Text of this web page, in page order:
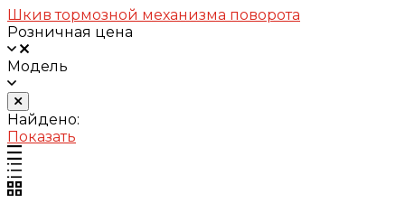
Шкив тормозной механизма поворота
Розничная цена
Модель
Найдено:
Показать